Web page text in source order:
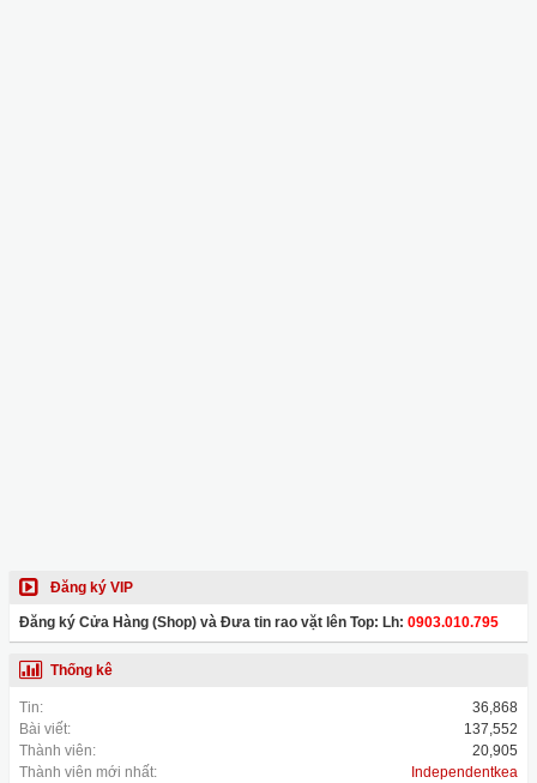
Đăng ký VIP
Đăng ký Cửa Hàng (Shop) và Đưa tin rao vặt lên Top: Lh: 0903.010.795
Thống kê
Tin:
36,868
Bài viết:
137,552
Thành viên:
20,905
Thành viên mới nhất:
Independentkea